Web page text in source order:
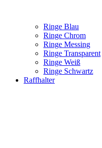
Ringe Blau
Ringe Chrom
Ringe Messing
Ringe Transparent
Ringe Weiß
Ringe Schwartz
Raffhalter